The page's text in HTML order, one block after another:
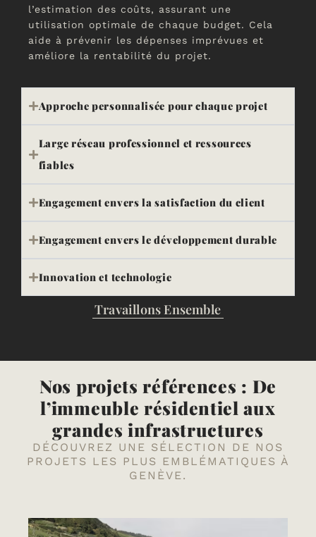
l’estimation des coûts, assurant une
utilisation optimale de chaque budget. Cela
aide à prévenir les dépenses imprévues et
améliore la rentabilité du projet.
Approche personnalisée pour chaque projet
Large réseau professionnel et ressources
fiables
Engagement envers la satisfaction du client
Engagement envers le développement durable
Innovation et technologie
Travaillons Ensemble
Nos projets références : De
l’immeuble résidentiel aux
grandes infrastructures
DÉCOUVREZ UNE SÉLECTION DE NOS
PROJETS LES PLUS EMBLÉMATIQUES À
GENÈVE.